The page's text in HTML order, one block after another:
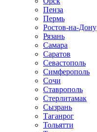
Пенза
Пермь
Ростов-на-Дону
Рязань
Самара
Саратов
Севастополь
Симферополь
Сочи
Ставрополь
Стерлитамак
Сызрань
Таганрог
Тольятти